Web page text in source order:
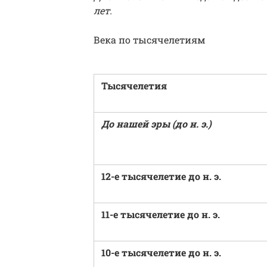
лет.
Века по тысячелетиям
Тысячелетия
До нашей эры (до н. э.)
12-е тысячелетие до н. э.
11-е тысячелетие до н. э.
10-е тысячелетие до н. э.